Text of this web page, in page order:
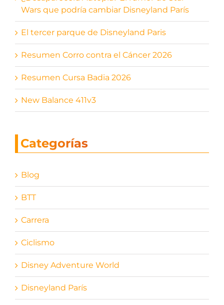
Wars que podría cambiar Disneyland París
El tercer parque de Disneyland Paris
Resumen Corro contra el Cáncer 2026
Resumen Cursa Badia 2026
New Balance 411v3
Categorías
Blog
BTT
Carrera
Ciclismo
Disney Adventure World
Disneyland París